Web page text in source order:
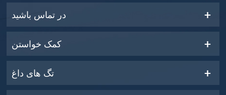
در تماس باشید
کمک خواستن
تگ های داغ